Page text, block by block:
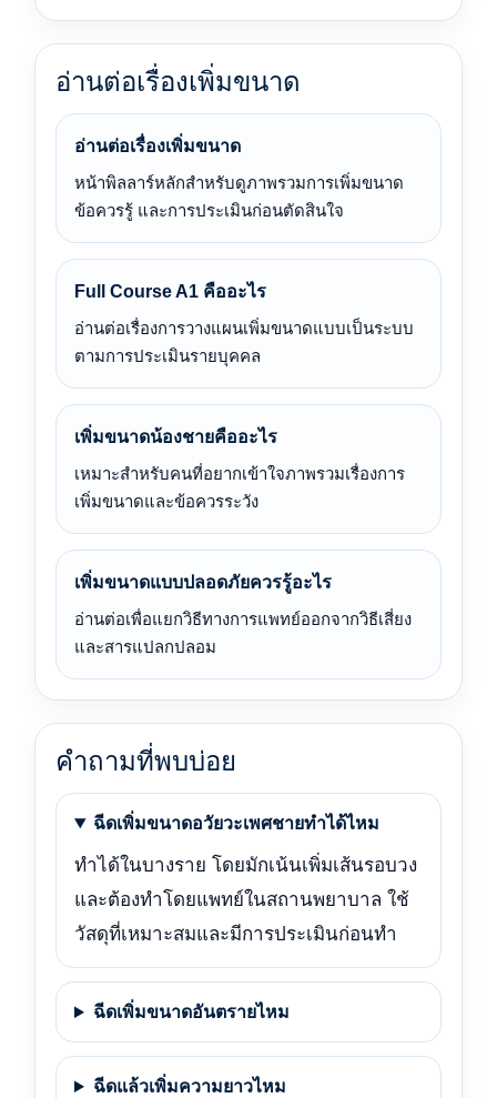
อ่านต่อเรื่องเพิ่มขนาด
อ่านต่อเรื่องเพิ่มขนาด
หน้าพิลลาร์หลักสำหรับดูภาพรวมการเพิ่มขนาด
ข้อควรรู้ และการประเมินก่อนตัดสินใจ
Full Course A1 คืออะไร
อ่านต่อเรื่องการวางแผนเพิ่มขนาดแบบเป็นระบบ
ตามการประเมินรายบุคคล
เพิ่มขนาดน้องชายคืออะไร
เหมาะสำหรับคนที่อยากเข้าใจภาพรวมเรื่องการ
เพิ่มขนาดและข้อควรระวัง
เพิ่มขนาดแบบปลอดภัยควรรู้อะไร
อ่านต่อเพื่อแยกวิธีทางการแพทย์ออกจากวิธีเสี่ยง
และสารแปลกปลอม
คำถามที่พบบ่อย
ฉีดเพิ่มขนาดอวัยวะเพศชายทำได้ไหม
ทำได้ในบางราย โดยมักเน้นเพิ่มเส้นรอบวง
และต้องทำโดยแพทย์ในสถานพยาบาล ใช้
วัสดุที่เหมาะสมและมีการประเมินก่อนทำ
ฉีดเพิ่มขนาดอันตรายไหม
ฉีดแล้วเพิ่มความยาวไหม